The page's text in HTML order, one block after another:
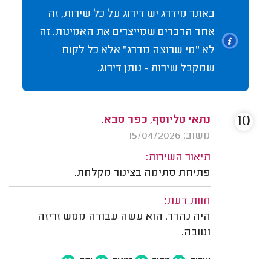
באתר מידרג יש דירוג על כל שירות, זה
אחד הדברים שמייצרים את האמינות. זה
לא "מי שרוצה מדרג" אלא כל לקוח
שמקבל שירות - נותן דירוג.
נתאי טליוסף, כפר סבא.
משוב: 15/04/2026
תיאור השירות:
פתיחת סתימה בצינור מקלחת.
חוות דעת:
היה נהדר. הוא עשה עבודה ממש זריזה
וטובה.
10